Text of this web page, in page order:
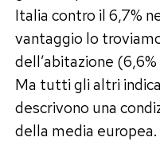
Italia contro il 6,7%
vantaggio lo
dell’abitazione
Ma tutti gli altri
descrivono una
della media europea.